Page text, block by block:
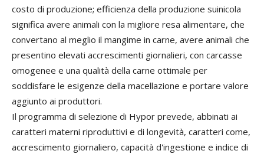
costo di produzione; efficienza della produzione suinicola
significa avere animali con la migliore resa alimentare, che
convertano al meglio il mangime in carne, avere animali che
presentino elevati accrescimenti giornalieri, con carcasse
omogenee e una qualità della carne ottimale per
soddisfare le esigenze della macellazione e portare valore
aggiunto ai produttori.
Il programma di selezione di Hypor prevede, abbinati ai
caratteri materni riproduttivi e di longevità, caratteri come,
accrescimento giornaliero, capacità d'ingestione e indice di